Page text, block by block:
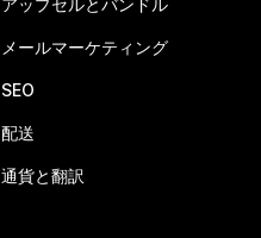
アップセルとバンドル
メールマーケティング
SEO
配送
通貨と翻訳